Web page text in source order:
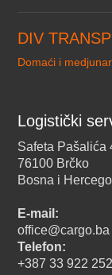
DIV
Domaći i
Logistički
Safeta Pašalića
76100 Brčko
Bosna i
E-mail:
office@cargo.ba
Telefon:
+387 33 922 252